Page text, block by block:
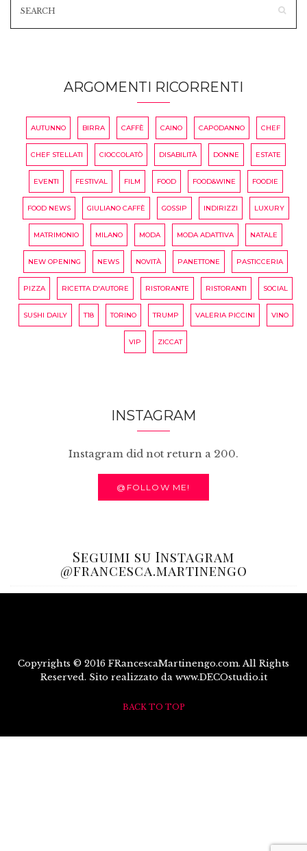
ARGOMENTI RICORRENTI
AUTUNNO BIRRA CAFFÈ CAINO CAPODANNO CHEF
CHEF STELLATI CIOCCOLATÒ DISABILITÀ DONNE ESTATE
EVENTI FESTIVAL FILM FOOD FOOD&WINE FOODIE
FOOD NEWS GIULIANO CAFFÈ GOSSIP INDIRIZZI LUXURY
MATRIMONIO MILANO MODA MODA ADATTIVA NATALE
NEW OPENING NEWS NOVITÀ PANETTONE PASTICCERIA
PIZZA RICETTA D'AUTORE RISTORANTE RISTORANTI SOCIAL
SUSHI DAILY T18 TORINO TRUMP VALERIA PICCINI VINO
VIP ZICCAT
INSTAGRAM
Instagram did not return a 200.
@FOLLOW ME!
Seguimi su Instagram
@francesca.martinengo
Copyrights © 2016 FRancescaMartinengo.com. All Rights
Reserved. Sito realizzato da www.DECOstudio.it
BACK TO TOP